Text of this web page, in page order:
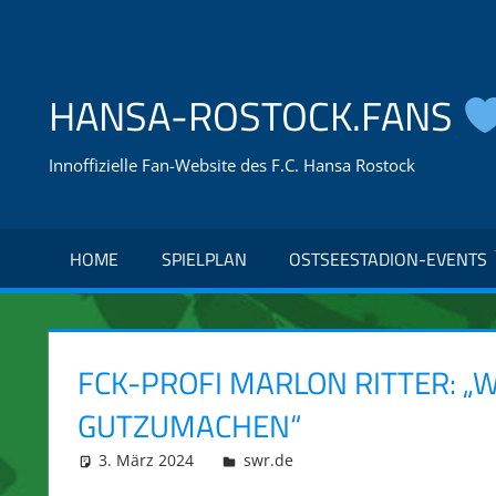
HANSA-ROSTOCK.FANS
Innoffizielle Fan-Website des F.C. Hansa Rostock
HOME SPIELPLAN OSTSEESTADION-EVENTS
FCK-PROFI MARLON RITTER:
GUTZUMACHEN“
3. März 2024 integromat
swr.de